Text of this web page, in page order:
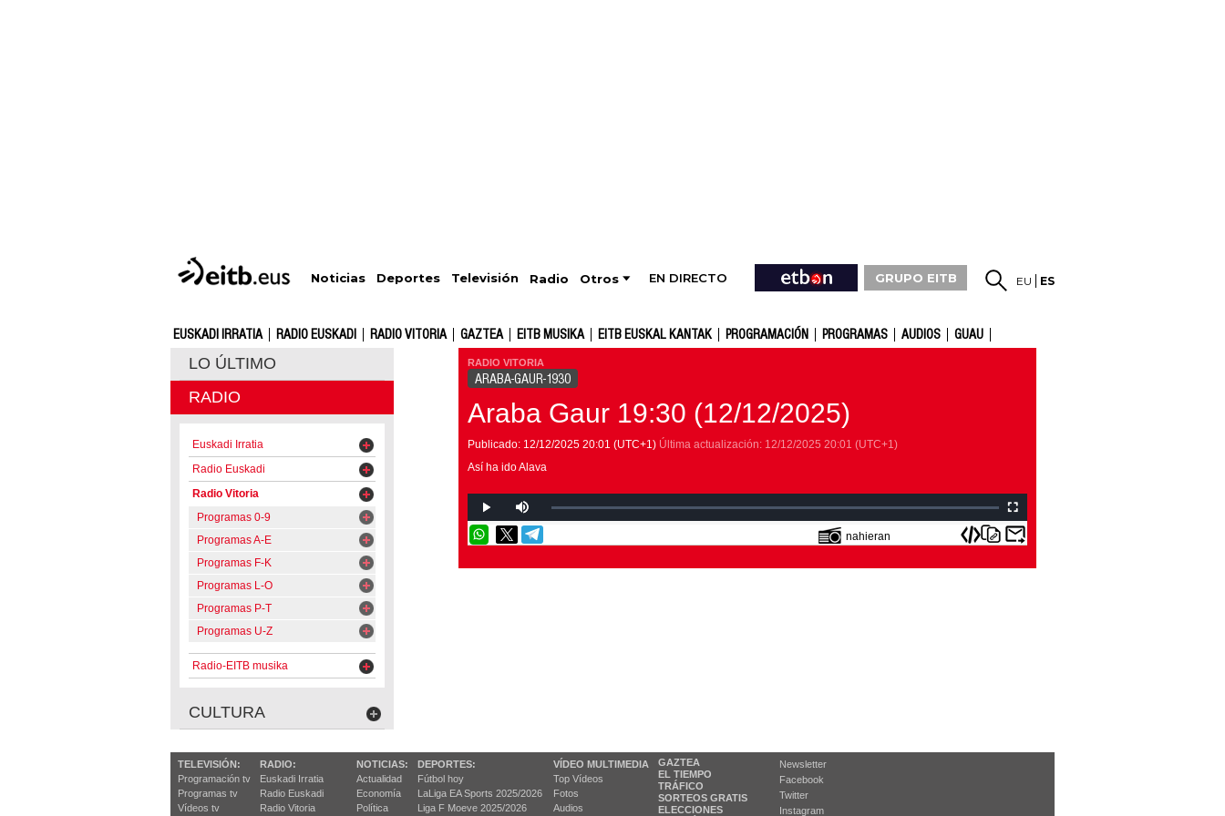
Noticias Deportes Televisión Radio Otros EN DIRECTO GRUPO EITB EU ES
EUSKADI IRRATIA RADIO EUSKADI RADIO VITORIA GAZTEA EITB MUSIKA EITB EUSKAL KANTAK PROGRAMACIÓN PROGRAMAS AUDIOS GUAU
LO ÚLTIMO
RADIO
Euskadi Irratia
Radio Euskadi
Radio Vitoria
Programas 0-9
Programas A-E
Programas F-K
Programas L-O
Programas P-T
Programas U-Z
Radio-EITB musika
CULTURA
RADIO VITORIA
ARABA-GAUR-1930
Araba Gaur 19:30 (12/12/2025)
Publicado: 12/12/2025 20:01 (UTC+1) Última actualización: 12/12/2025 20:01 (UTC+1)
Así ha ido Alava
nahieran
TELEVISIÓN:
Programación tv
Programas tv
Vídeos tv
RADIO:
Euskadi Irratia
Radio Euskadi
Radio Vitoria
NOTICIAS:
Actualidad
Economía
Política
DEPORTES:
Fútbol hoy
LaLiga EA Sports 2025/2026
Liga F Moeve 2025/2026
VÍDEO MULTIMEDIA
Top Vídeos
Fotos
Audios
GAZTEA
EL TIEMPO
TRÁFICO
SORTEOS GRATIS
ELECCIONES
Newsletter
Facebook
Twitter
Instagram